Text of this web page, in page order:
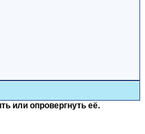
или опровергнуть её.